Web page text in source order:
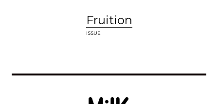
Fruition
ISSUE